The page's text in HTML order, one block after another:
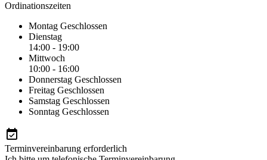
Ordinationszeiten
Montag Geschlossen
Dienstag
14:00 - 19:00
Mittwoch
10:00 - 16:00
Donnerstag Geschlossen
Freitag Geschlossen
Samstag Geschlossen
Sonntag Geschlossen
Terminvereinbarung erforderlich